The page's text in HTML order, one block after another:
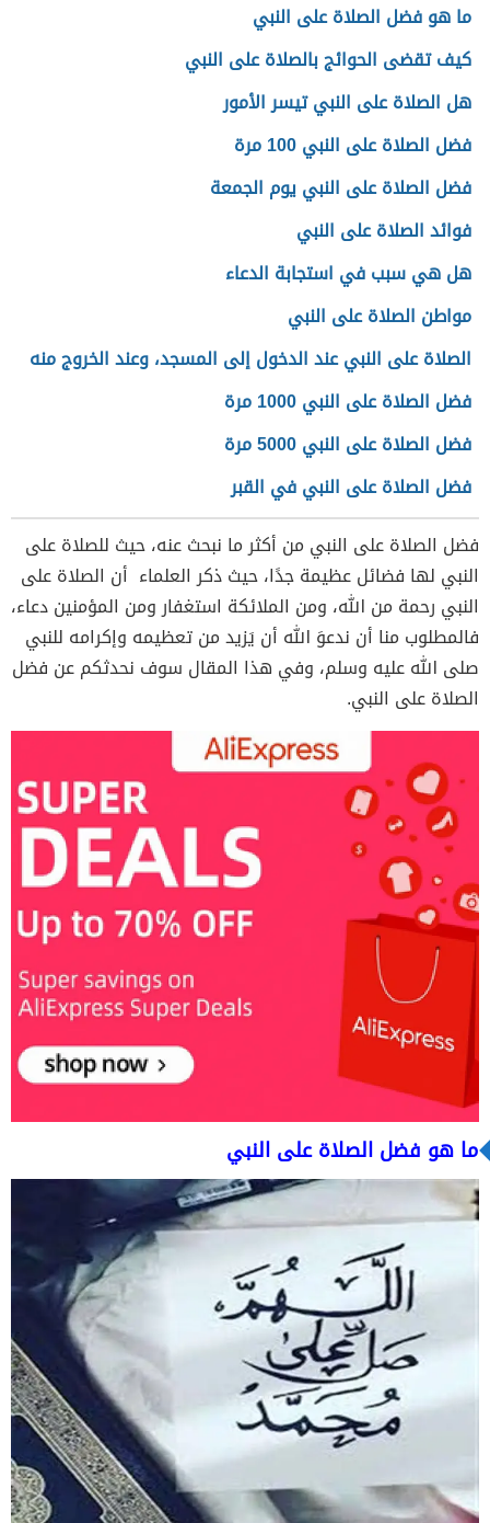
ما هو فضل الصلاة على النبي
كيف تقضى الحوائج بالصلاة على النبي
هل الصلاة على النبي تيسر الأمور
فضل الصلاة على النبي 100 مرة
فضل الصلاة على النبي يوم الجمعة
فوائد الصلاة على النبي
هل هي سبب في استجابة الدعاء
مواطن الصلاة على النبي
الصلاة على النبي عند الدخول إلى المسجد، وعند الخروج منه
فضل الصلاة على النبي 1000 مرة
فضل الصلاة على النبي 5000 مرة
فضل الصلاة على النبي في القبر
فضل الصلاة على النبي من أكثر ما نبحث عنه، حيث للصلاة على
النبي لها فضائل عظيمة جدًا، حيث ذكر العلماء أن الصلاة على
النبي رحمة من الله، ومن الملائكة استغفار ومن المؤمنين دعاء،
فالمطلوب منا أن ندعوَ الله أن يَزيد من تعظيمه وإكرامه للنبي
صلى الله عليه وسلم، وفي هذا المقال سوف نحدثكم عن فضل
الصلاة على النبي.
ما هو فضل الصلاة على النبي